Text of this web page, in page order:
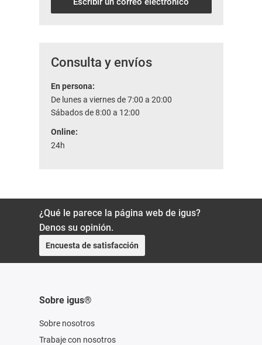
Consulta y envíos
En persona:
De lunes a viernes de 7:00 a 20:00
Sábados de 8:00 a 12:00
Online:
24h
¿Qué le parece la página web de igus?
Denos su opinión.
Encuesta de satisfacción
Sobre igus®
Sobre nosotros
Trabaje con nosotros